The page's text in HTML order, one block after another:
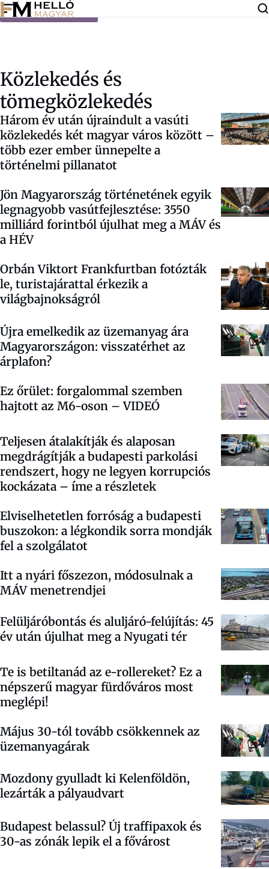
Ugrás a tartalomra
Közlekedés és
tömegközlekedés
Három év után újraindult a vasúti
közlekedés két magyar város között –
több ezer ember ünnepelte a
történelmi pillanatot
Jön Magyarország történetének egyik
legnagyobb vasútfejlesztése: 3550
milliárd forintból újulhat meg a MÁV és
a HÉV
Orbán Viktort Frankfurtban fotózták
le, turistajárattal érkezik a
világbajnokságról
Újra emelkedik az üzemanyag ára
Magyarországon: visszatérhet az
árplafon?
Ez őrület: forgalommal szemben
hajtott az M6-oson – VIDEÓ
Teljesen átalakítják és alaposan
megdrágítják a budapesti parkolási
rendszert, hogy ne legyen korrupciós
kockázata – íme a részletek
Elviselhetetlen forróság a budapesti
buszokon: a légkondik sorra mondják
fel a szolgálatot
Itt a nyári főszezon, módosulnak a
MÁV menetrendjei
Felüljáróbontás és aluljáró-felújítás: 45
év után újulhat meg a Nyugati tér
Te is betiltanád az e-rollereket? Ez a
népszerű magyar fürdőváros most
meglépi!
Május 30-tól tovább csökkennek az
üzemanyagárak
Mozdony gyulladt ki Kelenföldön,
lezárták a pályaudvart
Budapest belassul? Új traffipaxok és
30-as zónák lepik el a fővárost